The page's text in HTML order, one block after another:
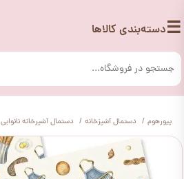
☰دسته‌بندی کالاها
پیورهوم دستمال آشپزخانه دستمال آشپرخانه نانوایی